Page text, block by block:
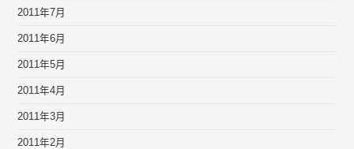
2011年7月
2011年6月
2011年5月
2011年4月
2011年3月
2011年2月